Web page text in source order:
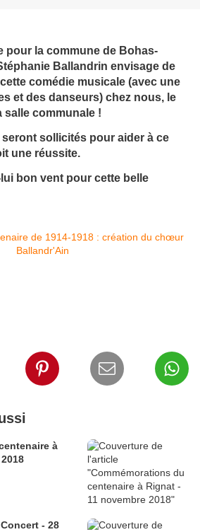
pour la commune de Bohas-
Ballandrin envisage de
comédie musicale (avec une
et des danseurs) chez nous, le
salle communale !
seront sollicités pour aider à ce
une réussite.
bon vent pour cette belle
à
- 28